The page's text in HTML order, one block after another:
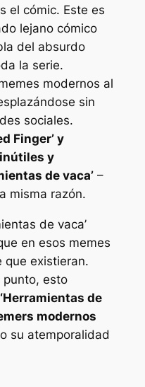
el cómic. Este es
lejanocómico
del absurdo
la serie.
modernos al
sin
sociales.
Finger’ y
inútiles y
de vaca’–
misma razón.
de vaca’
en esos memes
que existieran.
punto, esto
‘Herramientas de
modernos
su atemporalidad